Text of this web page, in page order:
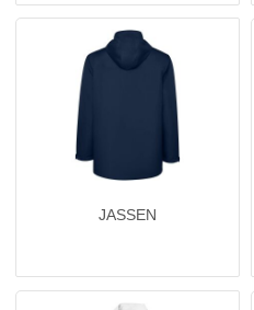
JASSEN